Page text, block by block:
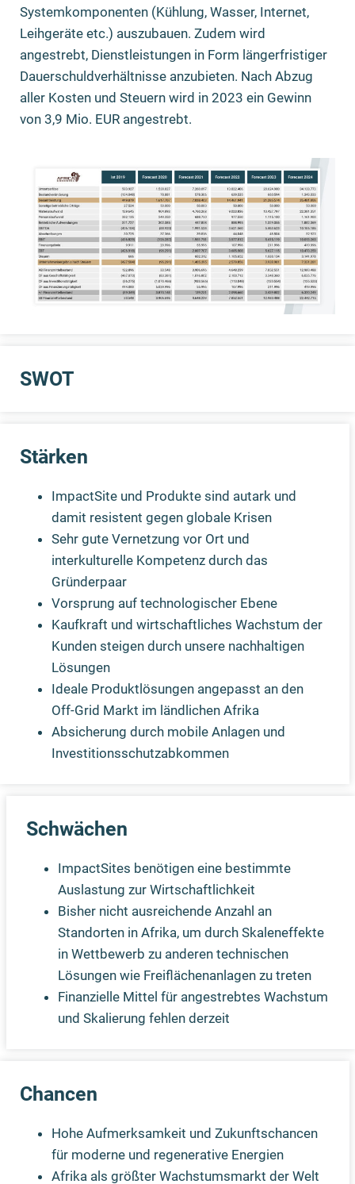
Systemkomponenten (Kühlung, Wasser, Internet,
Leihgeräte etc.) auszubauen. Zudem wird
angestrebt, Dienstleistungen in Form längerfristiger
Dauerschuldverhältnisse anzubieten. Nach Abzug
aller Kosten und Steuern wird in 2023 ein Gewinn
von 3,9 Mio. EUR angestrebt.
SWOT
Stärken
ImpactSite und Produkte sind autark und
damit resistent gegen globale Krisen
Sehr gute Vernetzung vor Ort und
interkulturelle Kompetenz durch das
Gründerpaar
Vorsprung auf technologischer Ebene
Kaufkraft und wirtschaftliches Wachstum der
Kunden steigen durch unsere nachhaltigen
Lösungen
Ideale Produktlösungen angepasst an den
Off-Grid Markt im ländlichen Afrika
Absicherung durch mobile Anlagen und
Investitionsschutzabkommen
Schwächen
ImpactSites benötigen eine bestimmte
Auslastung zur Wirtschaftlichkeit
Bisher nicht ausreichende Anzahl an
Standorten in Afrika, um durch Skaleneffekte
in Wettbewerb zu anderen technischen
Lösungen wie Freiflächenanlagen zu treten
Finanzielle Mittel für angestrebtes Wachstum
und Skalierung fehlen derzeit
Chancen
Hohe Aufmerksamkeit und Zukunftschancen
für moderne und regenerative Energien
Afrika als größter Wachstumsmarkt der Welt